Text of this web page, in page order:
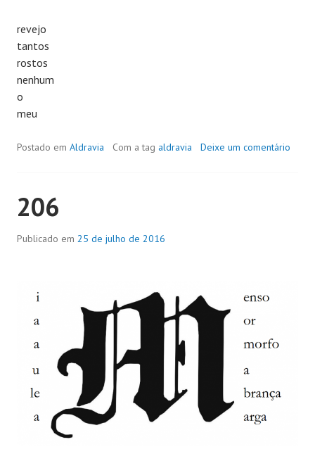
revejo
tantos
rostos
nenhum
o
meu
Postado em Aldravia Com a tag aldravia Deixe um comentário
206
Publicado em 25 de julho de 2016